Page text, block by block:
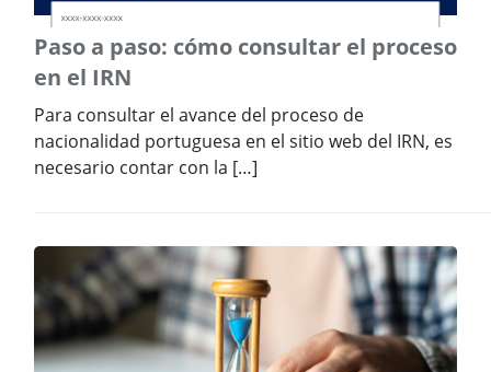
Paso a paso: cómo consultar el proceso
en el IRN
Para consultar el avance del proceso de
nacionalidad portuguesa en el sitio web del IRN, es
necesario contar con la […]